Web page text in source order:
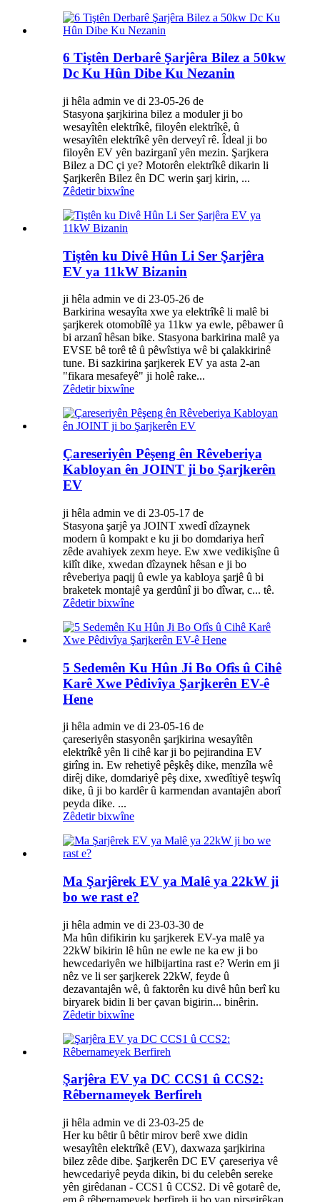
6 Tiştên Derbarê Şarjêra Bilez a 50kw
Dc Ku Hûn Dibe Ku Nezanin
ji hêla admin ve di 23-05-26 de
Stasyona şarjkirina bilez a moduler ji bo
wesayîtên elektrîkê, filoyên elektrîkê, û
wesayîtên elektrîkê yên derveyî rê. Îdeal ji bo
filoyên EV yên bazirganî yên mezin. Şarjkera
Bilez a DC çi ye? Motorên elektrîkê dikarin li
Şarjkerên Bilez ên DC werin şarj kirin, ...
Zêdetir bixwîne
Tiştên ku Divê Hûn Li Ser Şarjêra
EV ya 11kW Bizanin
ji hêla admin ve di 23-05-26 de
Barkirina wesayîta xwe ya elektrîkê li malê bi
şarjkerek otomobîlê ya 11kw ya ewle, pêbawer û
bi arzanî hêsan bike. Stasyona barkirina malê ya
EVSE bê torê tê û pêwîstiya wê bi çalakkirinê
tune. Bi sazkirina şarjkerek EV ya asta 2-an
"fikara mesafeyê" ji holê rake...
Zêdetir bixwîne
Çareseriyên Pêşeng ên Rêveberiya
Kabloyan ên JOINT ji bo Şarjkerên
EV
ji hêla admin ve di 23-05-17 de
Stasyona şarjê ya JOINT xwedî dîzaynek
modern û kompakt e ku ji bo domdariya herî
zêde avahiyek zexm heye. Ew xwe vedikişîne û
kilît dike, xwedan dîzaynek hêsan e ji bo
rêveberiya paqij û ewle ya kabloya şarjê û bi
braketek montajê ya gerdûnî ji bo dîwar, c... tê.
Zêdetir bixwîne
5 Sedemên Ku Hûn Ji Bo Ofîs û Cihê
Karê Xwe Pêdivîya Şarjkerên EV-ê
Hene
ji hêla admin ve di 23-05-16 de
çareseriyên stasyonên şarjkirina wesayîtên
elektrîkê yên li cihê kar ji bo pejirandina EV
girîng in. Ew rehetiyê pêşkêş dike, menzîla wê
dirêj dike, domdariyê pêş dixe, xwedîtiyê teşwîq
dike, û ji bo kardêr û karmendan avantajên aborî
peyda dike. ...
Zêdetir bixwîne
Ma Şarjêrek EV ya Malê ya 22kW ji
bo we rast e?
ji hêla admin ve di 23-03-30 de
Ma hûn difikirin ku şarjkerek EV-ya malê ya
22kW bikirin lê hûn ne ewle ne ka ew ji bo
hewcedariyên we hilbijartina rast e? Werin em ji
nêz ve li ser şarjkerek 22kW, feyde û
dezavantajên wê, û faktorên ku divê hûn berî ku
biryarek bidin li ber çavan bigirin... binêrin.
Zêdetir bixwîne
Şarjêra EV ya DC CCS1 û CCS2:
Rêbernameyek Berfireh
ji hêla admin ve di 23-03-25 de
Her ku bêtir û bêtir mirov berê xwe didin
wesayîtên elektrîkê (EV), daxwaza şarjkirina
bilez zêde dibe. Şarjkerên DC EV çareseriya vê
hewcedariyê peyda dikin, bi du celebên sereke
yên girêdanan - CCS1 û CCS2. Di vê gotarê de,